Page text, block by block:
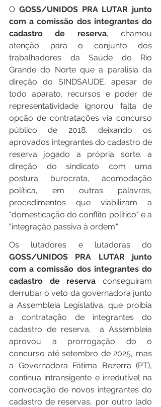
O GOSS/UNIDOS PRA LUTAR junto
com a comissão dos integrantes do
cadastro de reserva, chamou
atenção para o conjunto dos
trabalhadores da Saúde do Rio
Grande do Norte que a paralisia da
direção do SINDSAUDE, apesar de
todo aparato, recursos e poder de
representatividade ignorou falta de
opção de contratações via concurso
público de 2018, deixando os
aprovados integrantes do cadastro de
reserva jogado a própria sorte. a
direção do sindicato com uma
postura burocrata, acomodação
política, em outras palavras,
procedimentos que viabilizam a
"domesticação do conflito político" e a
"integração passiva à ordem."
GOSS/UNIDOS PRA LUTAR junto
com a comissão dos integrantes do
cadastro de reserva conseguiram
derrubar o veto da governadora junto
a Assembleia Legislativa, que proibia
a contratação de integrantes do
cadastro de reserva,  a Assembleia
aprovou a prorrogação do o
concurso até setembro de 2025, mas
a Governadora Fátima Bezerra (PT),
continua intransigente e irredutível na
convocação de novos integrantes do
cadastro de reservas, por outro lado